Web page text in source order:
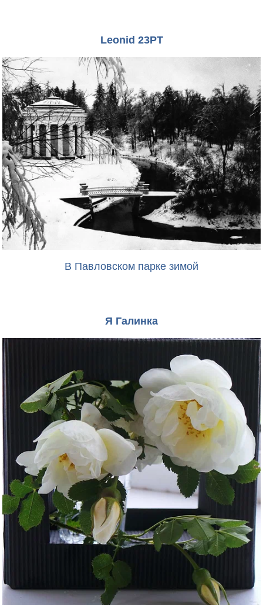
Leonid 23PT
В Павловском парке зимой
Я Галинка